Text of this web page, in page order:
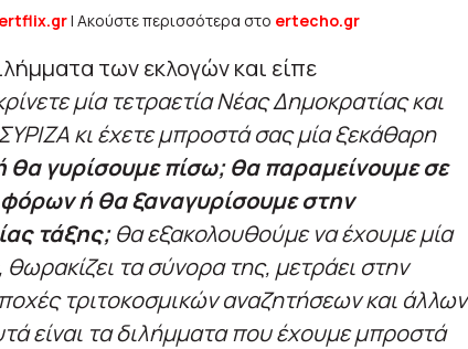
ertflix.gr| Ακούστε περισσότερα στο ertecho.gr
των εκλογών και είπε
μία τετραετία Νέας Δημοκρατίας και
κι έχετε μπροστά σας μία ξεκάθαρη
γυρίσουμε πίσω; θα παραμείνουμε σε
ή θα ξαναγυρίσουμε στην
τάξης;θα εξακολουθούμε να έχουμε μία
τα σύνορα της, μετράει στην
τριτοκοσμικών αναζητήσεων και άλλων
είναι τα διλήμματα που έχουμε μπροστά